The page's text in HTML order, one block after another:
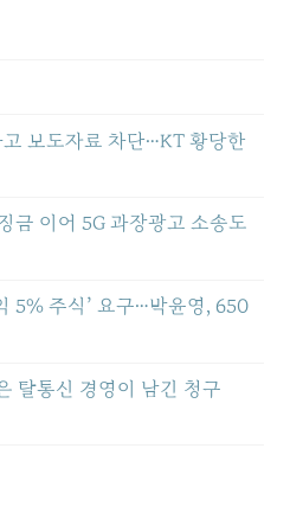
보도자료 차단…KT 황당한
금 이어 5G 과장광고 소송도
5% 주식’ 요구…박윤영, 650
탈통신 경영이 남긴 청구